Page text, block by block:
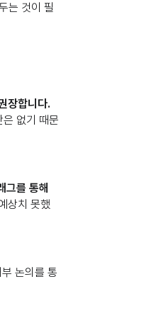
는 것이 필
장합니다.
없기 때문
그를 통해
상치 못했
논의를 통